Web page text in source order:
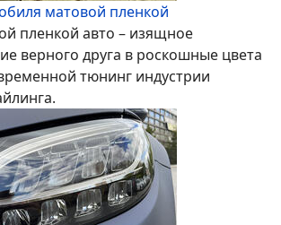
матовой пленкой
пленкой авто – изящное
верного друга в роскошные цвета
тюнинг индустрии